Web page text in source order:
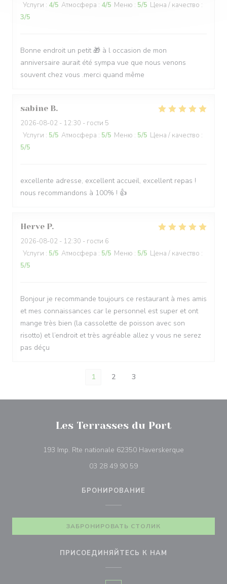
Услуги : 4/5 Атмосфера : 4/5 Меню : 5/5 Цена / качество :
3/5
Bonne endroit un petit 🎁 à l occasion de mon
anniversaire aurait été sympa vue que nous venons
souvent chez vous .merci quand même
sabine B
2026-08-02 - 12:30 - гости 5
Услуги : 5/5 Атмосфера : 5/5 Меню : 5/5 Цена / качество :
5/5
excellente adresse, excellent accueil, excellent repas !
nous recommandons à 100% ! 👍
Herve P
2026-08-02 - 12:30 - гости 6
Услуги : 5/5 Атмосфера : 5/5 Меню : 5/5 Цена / качество :
5/5
Bonjour je recommande toujours ce restaurant à mes amis
et mes connaissances car le personnel est super et ont
mange très bien (la cassolette de poisson avec son
risotto) et l’endroit et très agréable allez y vous ne serez
pas déçu
1 2 3
Les Terrasses du Port
193 Imp. Rte nationale 62350 Haverskerque
03 28 49 90 59
БРОНИРОВАНИЕ
ЗАБРОНИРОВАТЬ СТОЛИК
ПРИСОЕДИНЯЙТЕСЬ К НАМ